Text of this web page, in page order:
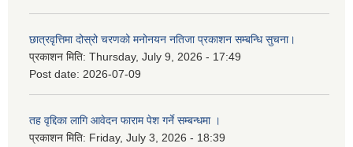
छात्रवृत्तिमा दोस्रो चरणको मनोनयन नतिजा प्रकाशन सम्बन्धि सुचना।
प्रकाशन मिति: Thursday, July 9, 2026 - 17:49
Post date: 2026-07-09
तह वृद्दिका लागि आवेदन फाराम पेश गर्ने सम्बन्धमा ।
प्रकाशन मिति: Friday, July 3, 2026 - 18:39